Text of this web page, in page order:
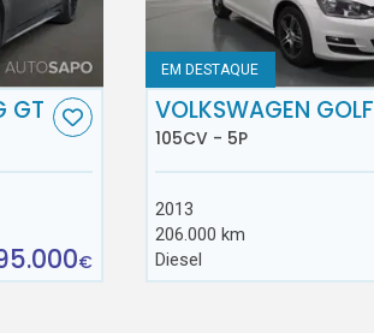
GT
€
EM DESTAQUE
VOLKSWAGEN GOLF
105CV - 5P
2013
206.000 km
Diesel